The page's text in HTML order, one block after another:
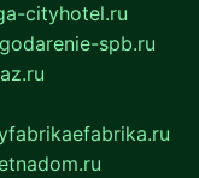
cityhotel.ru
spb.ru